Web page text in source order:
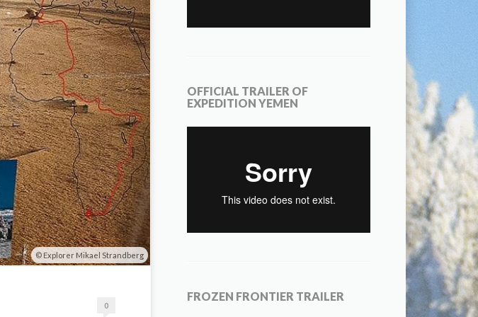
Explorer Mikael Strandberg
0
OFFICIAL TRAILER OF
EXPEDITION YEMEN
FROZEN FRONTIER TRAILER